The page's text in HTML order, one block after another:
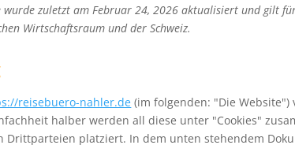
wurde zuletzt am Februar 24, 2026 aktualisiert und gilt
Wirtschaftsraum und der Schweiz.
reisebuero-nahler.de (im folgenden: "Die
halber werden all diese unter "Cookies"
Drittparteien platziert. In dem unten stehendem